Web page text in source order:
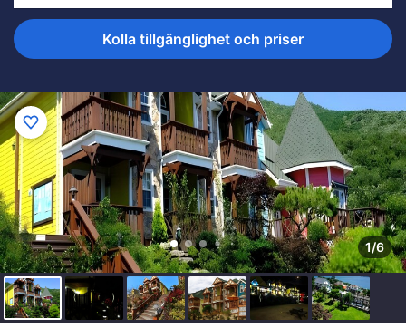
Kolla tillgänglighet och priser
1/6